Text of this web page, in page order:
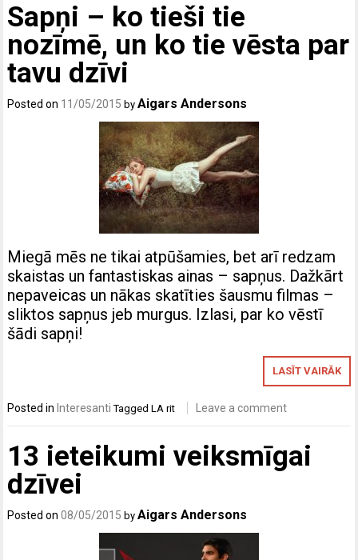
Sapņi – ko tieši tie
nozīmē, un ko tie vēsta par
tavu dzīvi
Posted on 11/05/2015 byAigars Andersons
Miegā mēs ne tikai atpūšamies, bet arī redzam
skaistas un fantastiskas ainas – sapņus. Dažkārt
nepaveicas un nākas skatīties šausmu filmas –
sliktos sapņus jeb murgus. Izlasi, par ko vēstī
šādi sapņi!
LASĪT VAIRĀK
Posted in Interesanti TaggedLA rit Leave a comment
13 ieteikumi veiksmīgai
dzīvei
Posted on08/05/2015 byAigars Andersons